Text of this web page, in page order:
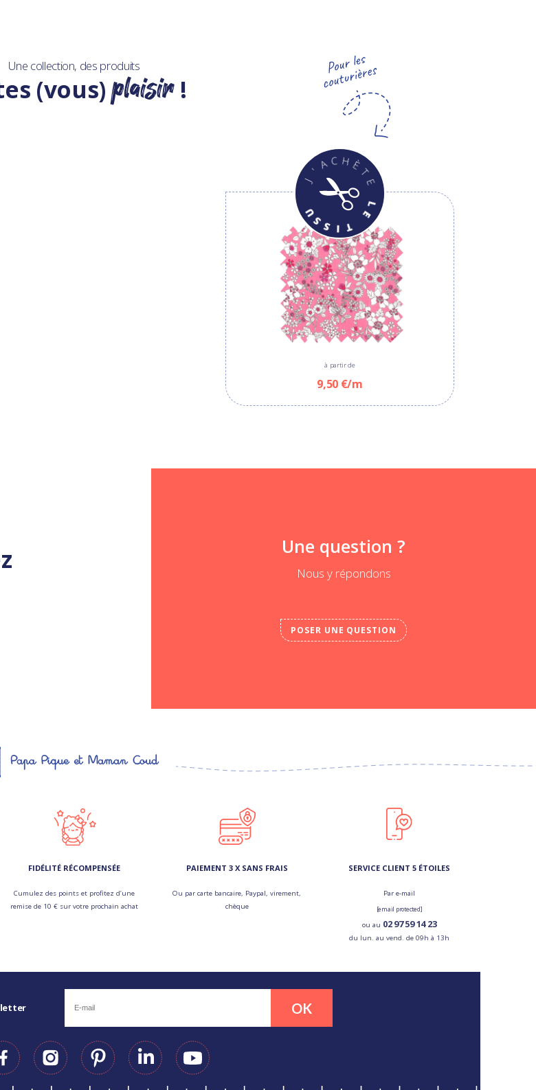
Une collection, des produits
(vous)plaisir!
à partir de
9,50 €/m
Une question ?
Nous y répondons
POSER UNE QUESTION
FIDÉLITÉ RÉCOMPENSÉE
Cumulez des points et profitez d’une
remise de 10 € sur votre prochain achat
PAIEMENT 3 X SANS FRAIS
Ou par carte bancaire, Paypal, virement,
chèque
SERVICE CLIENT 5 ÉTOILES
Par e-mail
[email protected]
ou au 02 97 59 14 23
du lun. au vend. de 09h à 13h
OK